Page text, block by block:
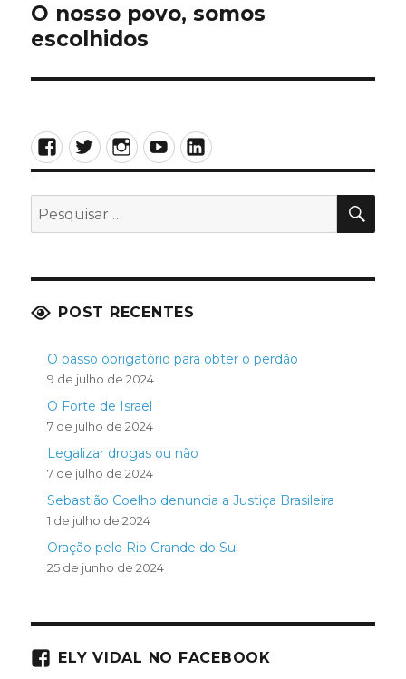
Próximo
post:
O nosso povo, somos
escolhidos
Facebook
TwitterInstagram
YouTubeLinkedIn
Pesquisar
POST RECENTES
O passo obrigatório para obter o perdão
9 de julho de 2024
O Forte de Israel
7 de julho de 2024
Legalizar drogas ou não
7 de julho de 2024
Sebastião Coelho denuncia a Justiça Brasileira
1 de julho de 2024
Oração pelo Rio Grande do Sul
25 de junho de 2024
ELY VIDAL NO FACEBOOK